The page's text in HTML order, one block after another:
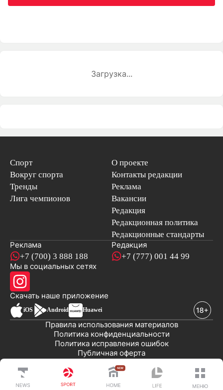
Загрузка...
Спорт
Вокруг спорта
Тренды
Лига чемпионов
О проекте
Контакты редакции
Реклама
Вакансии
Редакция
Редакционная политика
Редакционные стандарты
Реклама
+7 (700) 3 888 188
Редакция
+7 (777) 001 44 99
Мы в социальных сетях
Скачать наше приложениеновостей
iOS Android Huawei
Публичная оферта
Политика исправления ошибок
Политика конфиденциальности
Правила использования материалов